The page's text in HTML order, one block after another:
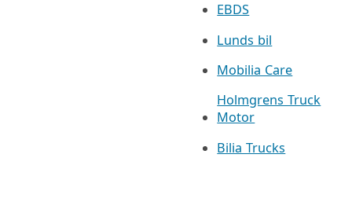
EBDS
Lunds bil
Mobilia Care
Holmgrens Truck
Motor
Bilia Trucks